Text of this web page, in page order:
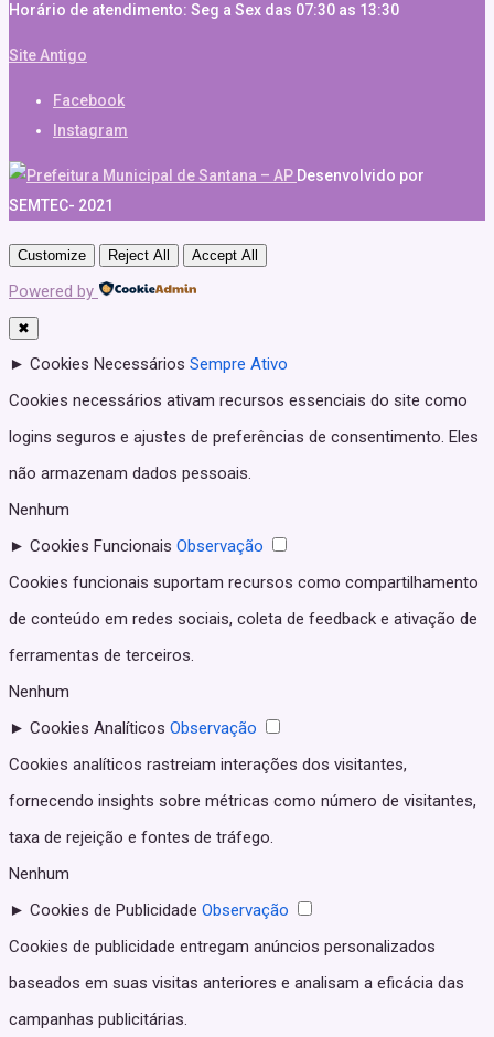
Horário de atendimento: Seg a Sex das 07:30 as 13:30
Site Antigo
Facebook
Instagram
Desenvolvido por
SEMTEC- 2021
Customize Reject All Accept All
Powered by
✖
► Cookies Necessários Sempre Ativo
Cookies necessários ativam recursos essenciais do site como
logins seguros e ajustes de preferências de consentimento. Eles
não armazenam dados pessoais.
Nenhum
► Cookies Funcionais Observação
Cookies funcionais suportam recursos como compartilhamento
de conteúdo em redes sociais, coleta de feedback e ativação de
ferramentas de terceiros.
Nenhum
► Cookies Analíticos Observação
Cookies analíticos rastreiam interações dos visitantes,
fornecendo insights sobre métricas como número de visitantes,
taxa de rejeição e fontes de tráfego.
Nenhum
► Cookies de Publicidade Observação
Cookies de publicidade entregam anúncios personalizados
baseados em suas visitas anteriores e analisam a eficácia das
campanhas publicitárias.